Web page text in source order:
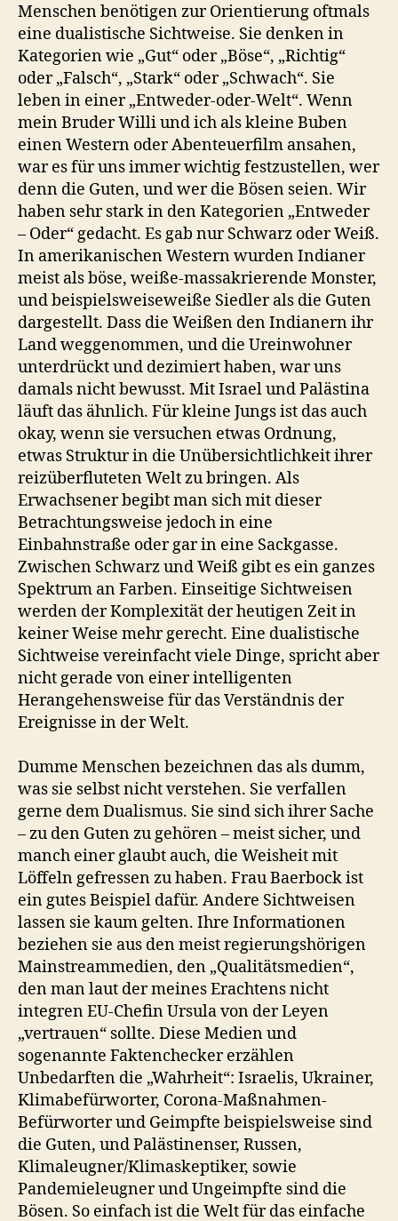
Menschen benötigen zur Orientierung oftmals
eine dualistische Sichtweise. Sie denken in
Kategorien wie „Gut“ oder „Böse“, „Richtig“
oder „Falsch“, „Stark“ oder „Schwach“. Sie
leben in einer „Entweder-oder-Welt“. Wenn
mein Bruder Willi und ich als kleine Buben
einen Western oder Abenteuerfilm ansahen,
war es für uns immer wichtig festzustellen, wer
denn die Guten, und wer die Bösen seien. Wir
haben sehr stark in den Kategorien „Entweder
– Oder“ gedacht. Es gab nur Schwarz oder Weiß.
In amerikanischen Western wurden Indianer
meist als böse, weiße-massakrierende Monster,
und beispielsweiseweiße Siedler als die Guten
dargestellt. Dass die Weißen den Indianern ihr
Land weggenommen, und die Ureinwohner
unterdrückt und dezimiert haben, war uns
damals nicht bewusst. Mit Israel und Palästina
läuft das ähnlich. Für kleine Jungs ist das auch
okay, wenn sie versuchen etwas Ordnung,
etwas Struktur in die Unübersichtlichkeit ihrer
reizüberfluteten Welt zu bringen. Als
Erwachsener begibt man sich mit dieser
Betrachtungsweise jedoch in eine
Einbahnstraße oder gar in eine Sackgasse.
Zwischen Schwarz und Weiß gibt es ein ganzes
Spektrum an Farben. Einseitige Sichtweisen
werden der Komplexität der heutigen Zeit in
keiner Weise mehr gerecht. Eine dualistische
Sichtweise vereinfacht viele Dinge, spricht aber
nicht gerade von einer intelligenten
Herangehensweise für das Verständnis der
Ereignisse in der Welt.
Dumme Menschen bezeichnen das als dumm,
was sie selbst nicht verstehen. Sie verfallen
gerne dem Dualismus. Sie sind sich ihrer Sache
– zu den Guten zu gehören – meist sicher, und
manch einer glaubt auch, die Weisheit mit
Löffeln gefressen zu haben. Frau Baerbock ist
ein gutes Beispiel dafür. Andere Sichtweisen
lassen sie kaum gelten. Ihre Informationen
beziehen sie aus den meist regierungshörigen
Mainstreammedien, den „Qualitätsmedien“,
den man laut der meines Erachtens nicht
integren EU-Chefin Ursula von der Leyen
„vertrauen“ sollte. Diese Medien und
sogenannte Faktenchecker erzählen
Unbedarften die „Wahrheit“: Israelis, Ukrainer,
Klimabefürworter, Corona-Maßnahmen-
Befürworter und Geimpfte beispielsweise sind
die Guten, und Palästinenser, Russen,
Klimaleugner/Klimaskeptiker, sowie
Pandemieleugner und Ungeimpfte sind die
Bösen. So einfach ist die Welt für das einfache